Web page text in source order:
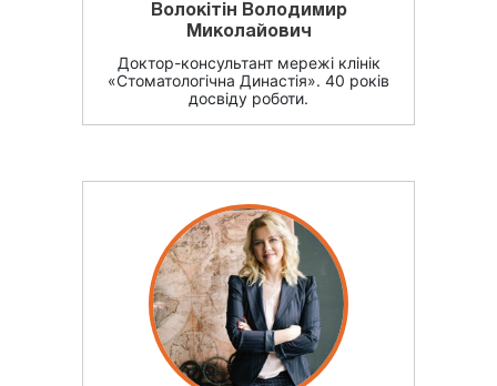
Волокітін Володимир
Миколайович
Доктор-консультант мережі клінік
«Стоматологічна Династія». 40 років
досвіду роботи.